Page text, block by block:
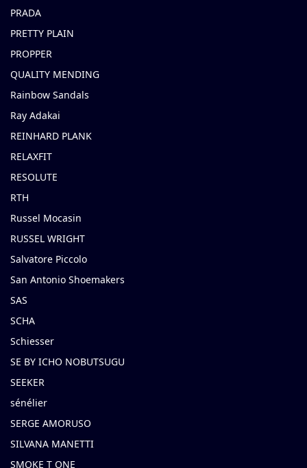
PRADA
PRETTY PLAIN
PROPPER
QUALITY MENDING
Rainbow Sandals
Ray Adakai
REINHARD PLANK
RELAXFIT
RESOLUTE
RTH
Russel Mocasin
RUSSEL WRIGHT
Salvatore Piccolo
San Antonio Shoemakers
SAS
SCHA
Schiesser
SE BY ICHO NOBUTSUGU
SEEKER
sénélier
SERGE AMORUSO
SILVANA MANETTI
SMOKE T ONE